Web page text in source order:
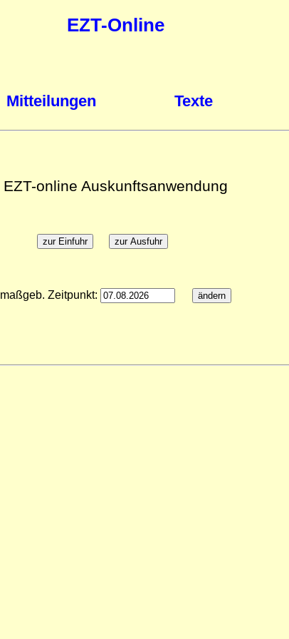
EZT-Online
Mitteilungen Texte
EZT-online Auskunftsanwendung
maßgeb. Zeitpunkt: